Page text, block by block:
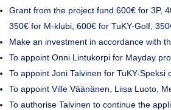
Grant from the project fund 600€ for 3P,
350€ for M-klubi, 600€ for TuKY-Golf,
Make an investment in accordance with
To appoint Onni Lintukorpi for Mayday
To appoint Joni Talvinen for TuKY-Speksi
To appoint Ville Väänänen, Liisa Luoto,
To authorise Talvinen to continue the